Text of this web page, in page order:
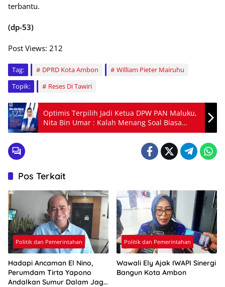
terbantu.
(dp-53)
Post Views: 212
Tag: DPRD Kota Ambon
William Pieter Mairuhu
Topik:
Reses Di Tawiri
Optimis Terpilih Jadi Ketua DPW PAN Maluku,
Nita Bin Umar : Kalah Menang Soal Biasa
Dalam Kompetisi
Pos Terkait
Politik dan Pemerintahan
Hadapi Ancaman El Nino,
Perumdam Tirta Yapono
Andalkan Sumur Dalam Jaga
Politik dan Pemerintahan
Wawali Ely Ajak IWAPI Sinergi
Bangun Kota Ambon